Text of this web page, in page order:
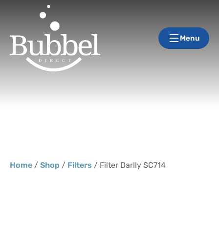
Menu
Home / Shop / Filters / Filter Darlly SC714